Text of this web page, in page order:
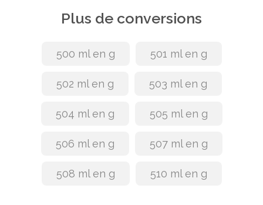
Plus de conversions
500 ml en g 501 ml en g
502 ml en g 503 ml en g
504 ml en g 505 ml en g
506 ml en g 507 ml en g
508 ml en g 510 ml en g